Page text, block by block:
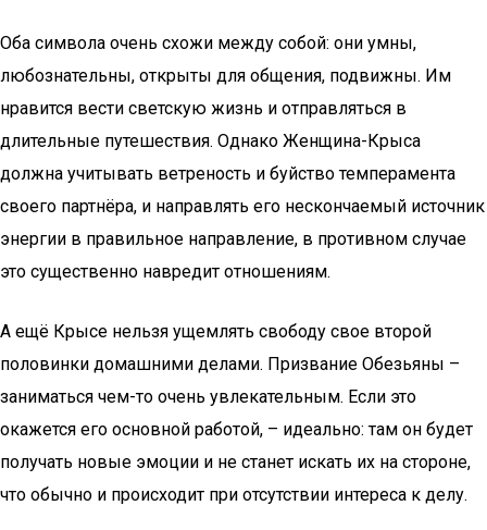
Оба символа очень схожи между собой: они умны,
любознательны, открыты для общения, подвижны. Им
нравится вести светскую жизнь и отправляться в
длительные путешествия. Однако Женщина-Крыса
должна учитывать ветреность и буйство темперамента
своего партнёра, и направлять его нескончаемый источник
энергии в правильное направление, в противном случае
это существенно навредит отношениям.
А ещё Крысе нельзя ущемлять свободу свое второй
половинки домашними делами. Призвание Обезьяны –
заниматься чем-то очень увлекательным. Если это
окажется его основной работой, – идеально: там он будет
получать новые эмоции и не станет искать их на стороне,
что обычно и происходит при отсутствии интереса к делу.